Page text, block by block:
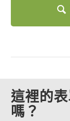
這裡的
嗎？